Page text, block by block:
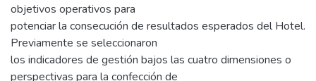
objetivos operativos para
potenciar la consecución de resultados esperados del Hotel.
Previamente se seleccionaron
los indicadores de gestión bajos las cuatro dimensiones o
perspectivas para la confección de